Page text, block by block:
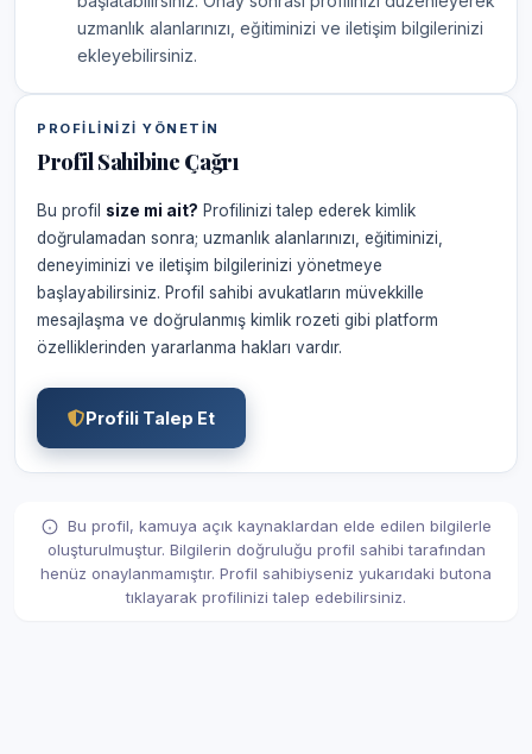
uzmanlık alanlarınızı, eğitiminizi ve iletişim bilgilerinizi
ekleyebilirsiniz.
PROFILINIZI YÖNETIN
Profil Sahibine Çağrı
Bu profil size mi ait? Profilinizi talep ederek kimlik
doğrulamadan sonra; uzmanlık alanlarınızı, eğitiminizi,
deneyiminizi ve iletişim bilgilerinizi yönetmeye
başlayabilirsiniz. Profil sahibi avukatların müvekkille
mesajlaşma ve doğrulanmış kimlik rozeti gibi platform
özelliklerinden yararlanma hakları vardır.
Profili Talep Et
Bu profil, kamuya açık kaynaklardan elde edilen bilgilerle
oluşturulmuştur. Bilgilerin doğruluğu profil sahibi tarafından
henüz onaylanmamıştır. Profil sahibiyseniz yukarıdaki butona
tıklayarak profilinizi talep edebilirsiniz.